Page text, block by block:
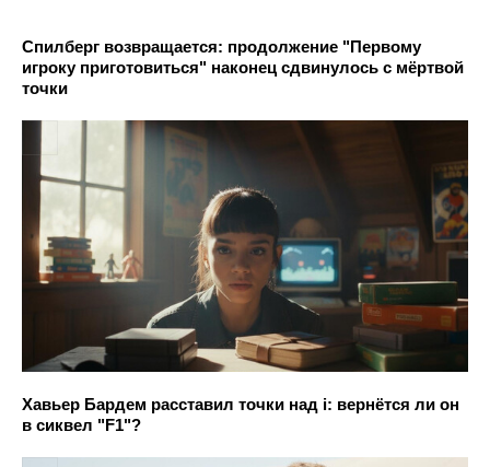
Спилберг возвращается: продолжение "Первому
игроку приготовиться" наконец сдвинулось с мёртвой
точки
Хавьер Бардем расставил точки над i: вернётся ли он
в сиквел "F1"?